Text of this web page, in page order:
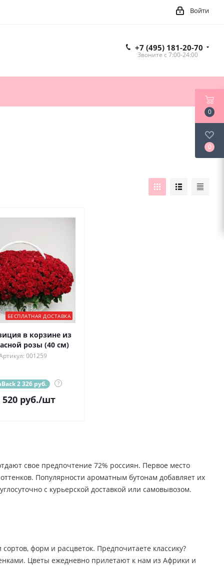
Войти
+7 (495) 181-20-70
Звоните c 7:00-24:00
БЕСПЛАТНАЯ ДОСТАВКА
в корзине из
розы (40 см)
001259
2 326 руб. ?
520 руб./шт
свое предпочтение 72% россиян. Первое место
Популярности ароматным бутонам добавляет их
с курьерской доставкой или самовывозом.
форм и расцветок. Предпочитаете классику?
Цветы ежедневно прилетают к нам из Африки и
0
0